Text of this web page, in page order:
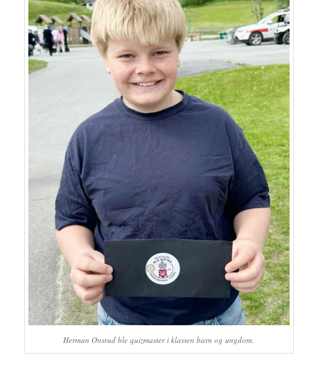
Herman Onsrud ble quizmaster i klassen barn og ungdom.